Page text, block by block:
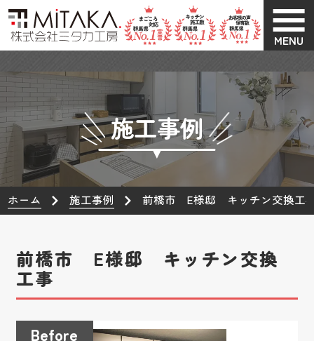
MENU
施工事例
ホーム 施工事例 前橋市 E様邸 キッチン交換工
前橋市 E様邸 キッチン交換
工事